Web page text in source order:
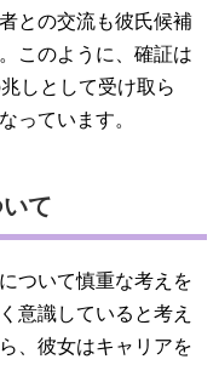
との交流も彼氏候補
このように、確証は
しとして受け取ら
っています。
て
ついて慎重な考えを
意識していると考え
、彼女はキャリアを